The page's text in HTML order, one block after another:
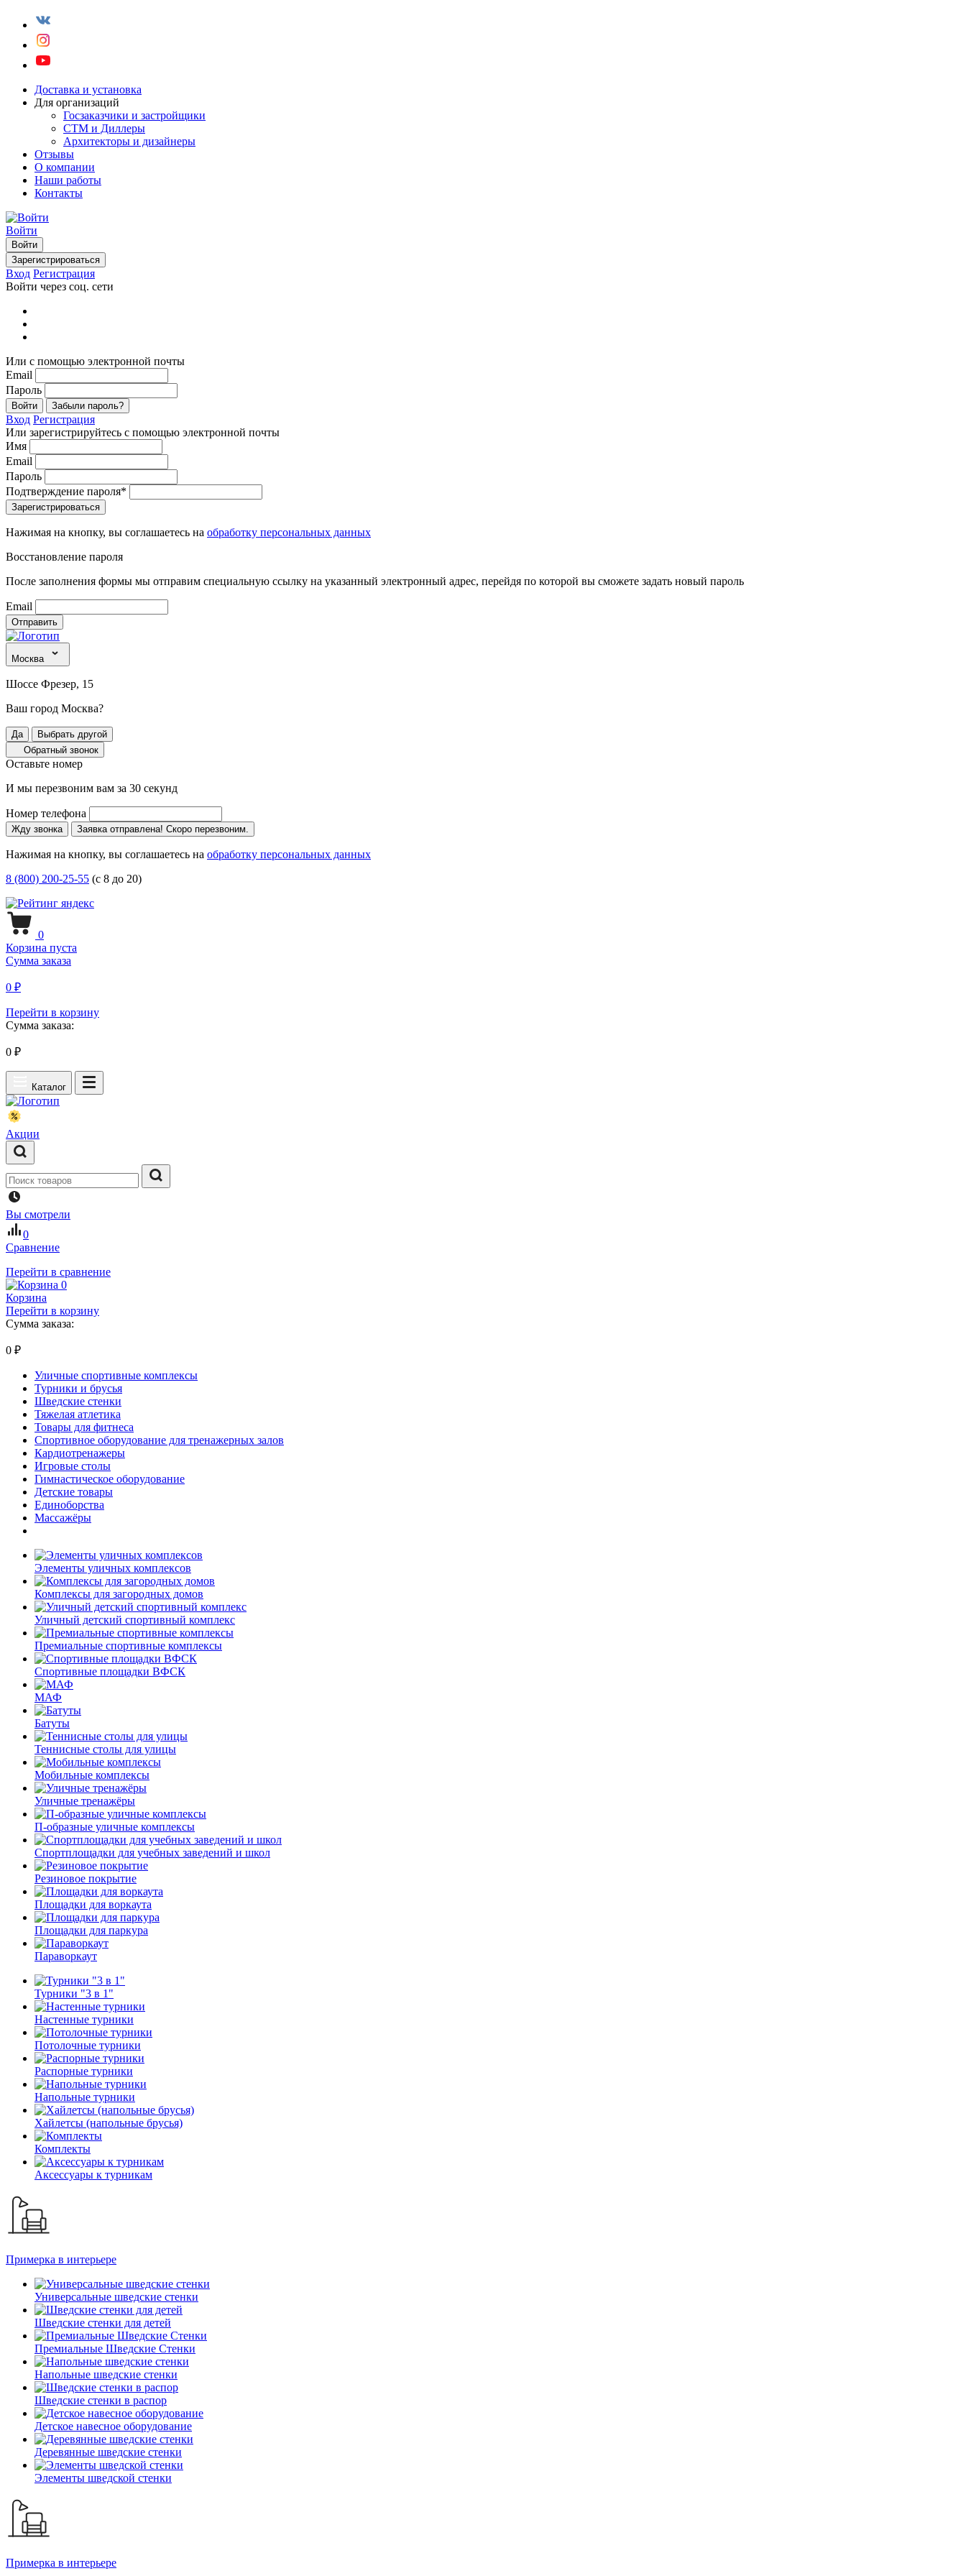
Доставка и установка
Для организаций
Госзаказчики и застройщики
СТМ и Диллеры
Архитекторы и дизайнеры
Отзывы
О компании
Наши работы
Контакты
Войти
Войти
Зарегистрироваться
Вход Регистрация
Войти через соц. сети
Или с помощью электронной почты
Email
Пароль
Войти Забыли пароль?
Вход Регистрация
Или зарегистрируйтесь с помощью электронной почты
Имя
Email
Пароль
Подтверждение пароля*
Зарегистрироваться
Нажимая на кнопку, вы соглашаетесь на обработку персональных данных
Восстановление пароля
После заполнения формы мы отправим специальную ссылку на указанный электронный адрес, перейдя по которой вы сможете задать новый пароль
Email
Отправить
Москва
Шоссе Фрезер, 15
Ваш город Москва?
Да
Выбрать другой
Обратный звонок
Оставьте номер
И мы перезвоним вам за 30 секунд
Номер телефона
Жду звонка Заявка отправлена! Скоро перезвоним.
Нажимая на кнопку, вы соглашаетесь на обработку персональных данных
8 (800) 200-25-55 (с 8 до 20)
0
Корзина пуста
Сумма заказа
0 ₽
Перейти в корзину
Сумма заказа:
0 ₽
Каталог
Акции
Вы смотрели
0
Сравнение
Перейти в сравнение
0
Корзина
Перейти в корзину
Сумма заказа:
0 ₽
Уличные спортивные комплексы
Турники и брусья
Шведские стенки
Тяжелая атлетика
Товары для фитнеса
Спортивное оборудование для тренажерных залов
Кардиотренажеры
Игровые столы
Гимнастическое оборудование
Детские товары
Единоборства
Массажёры
Элементы уличных комплексов
Комплексы для загородных домов
Уличный детский спортивный комплекс
Премиальные спортивные комплексы
Спортивные площадки ВФСК
МАФ
Батуты
Теннисные столы для улицы
Мобильные комплексы
Уличные тренажёры
П-образные уличные комплексы
Спортплощадки для учебных заведений и школ
Резиновое покрытие
Площадки для воркаута
Площадки для паркура
Параворкаут
Турники "3 в 1"
Настенные турники
Потолочные турники
Распорные турники
Напольные турники
Хайлетсы (напольные брусья)
Комплекты
Аксессуары к турникам
Примерка в интерьере
Универсальные шведские стенки
Шведские стенки для детей
Премиальные Шведские Стенки
Напольные шведские стенки
Шведские стенки в распор
Детское навесное оборудование
Деревянные шведские стенки
Элементы шведской стенки
Примерка в интерьере